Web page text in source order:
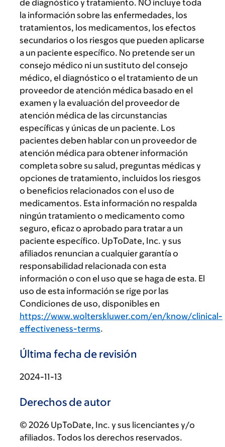
de diagnóstico y tratamiento. NO incluye toda
la información sobre las enfermedades, los
tratamientos, los medicamentos, los efectos
secundarios o los riesgos que pueden aplicarse
a un paciente específico. No pretende ser un
consejo médico ni un sustituto del consejo
médico, el diagnóstico o el tratamiento de un
proveedor de atención médica basado en el
examen y la evaluación del proveedor de
atención médica de las circunstancias
específicas y únicas de un paciente. Los
pacientes deben hablar con un proveedor de
atención médica para obtener información
completa sobre su salud, preguntas médicas y
opciones de tratamiento, incluidos los riesgos
o beneficios relacionados con el uso de
medicamentos. Esta información no respalda
ningún tratamiento o medicamento como
seguro, eficaz o aprobado para tratar a un
paciente específico. UpToDate, Inc. y sus
afiliados renuncian a cualquier garantía o
responsabilidad relacionada con esta
información o con el uso que se haga de esta. El
uso de esta información se rige por las
Condiciones de uso, disponibles en
https://www.wolterskluwer.com/en/know/clinical-
effectiveness-terms.
Última fecha de revisión
2024-11-13
Derechos de autor
© 2026 UpToDate, Inc. y sus licenciantes y/o
afiliados. Todos los derechos reservados.